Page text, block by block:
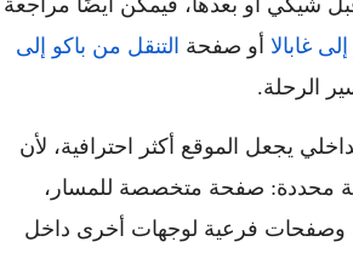
غابالا أو صفحة التنقل من باكو إلى
الرحلة.
يجعل الموقع أكثر احترافية، لأن
محددة: صفحة متخصصة للمسار،
وصفحات فرعية لوجهات أخرى داخل